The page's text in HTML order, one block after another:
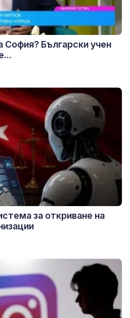
Български учен
за откриване на